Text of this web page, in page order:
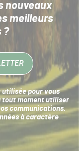
nouveaux
meilleurs
?
pour vous
tout moment utiliser
communications.
à caractère